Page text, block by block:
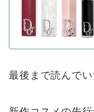
最後まで読んで